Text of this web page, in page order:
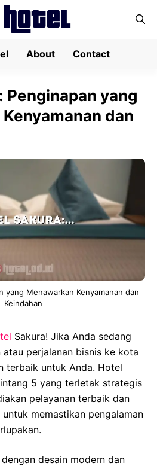
About Contact
Penginapan yang
dan
yang Menawarkan Kenyamanan dan
Keindahan
Sakura! Jika Anda sedang
atau perjalanan bisnis ke kota
terbaik untuk Anda. Hotel
5 yang terletak strategis
pelayanan terbaik dan
memastikan pengalaman
dengan desain modern dan